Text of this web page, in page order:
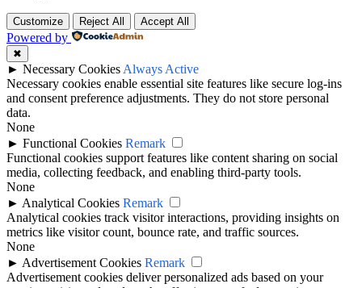
Customize Reject All Accept All
Powered by
✖
► Necessary Cookies Always Active
Necessary cookies enable essential site features like secure log-ins
and consent preference adjustments. They do not store personal
data.
None
► Functional Cookies Remark
Functional cookies support features like content sharing on social
media, collecting feedback, and enabling third-party tools.
None
► Analytical Cookies Remark
Analytical cookies track visitor interactions, providing insights on
metrics like visitor count, bounce rate, and traffic sources.
None
► Advertisement Cookies Remark
Advertisement cookies deliver personalized ads based on your